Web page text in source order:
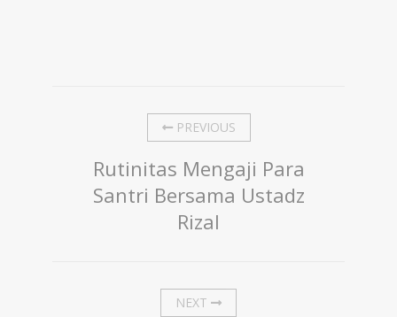
PREVIOUS
Rutinitas Mengaji Para
Santri Bersama Ustadz
Rizal
NEXT